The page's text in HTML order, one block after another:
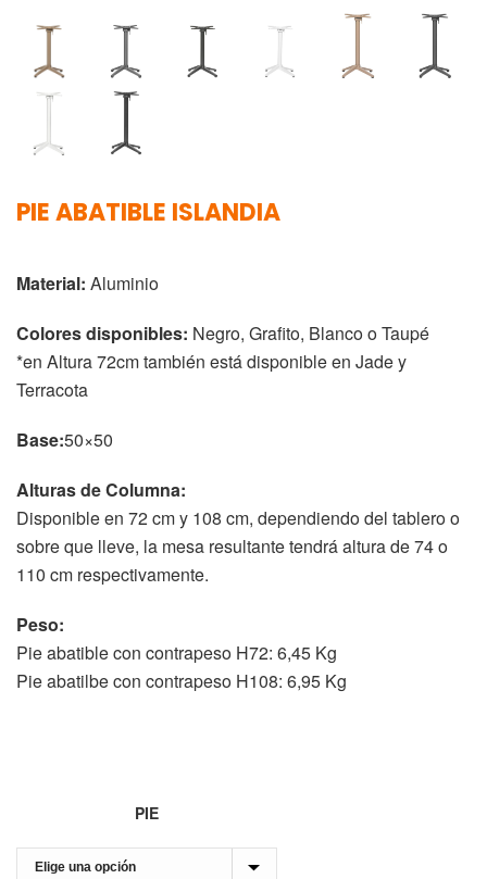
PIE ABATIBLE ISLANDIA
Material: Aluminio
Colores disponibles: Negro, Grafito, Blanco o Taupé
*en Altura 72cm también está disponible en Jade y
Terracota
Base:50×50
Alturas de Columna:
Disponible en 72 cm y 108 cm, dependiendo del tablero o
sobre que lleve, la mesa resultante tendrá altura de 74 o
110 cm respectivamente.
Peso:
Pie abatible con contrapeso H72: 6,45 Kg
Pie abatilbe con contrapeso H108: 6,95 Kg
PIE